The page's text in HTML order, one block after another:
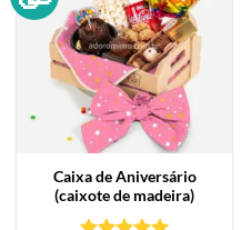
Caixa deAniversário
(caixote de madeira)